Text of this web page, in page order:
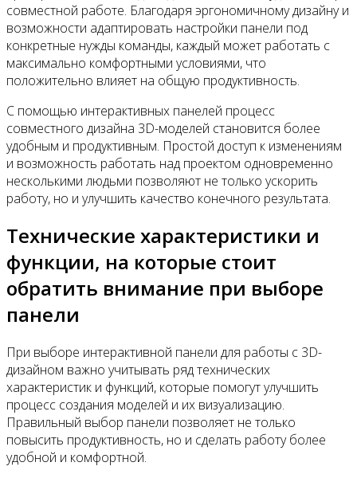
совместной работе. Благодаря эргономичному дизайну и
возможности адаптировать настройки панели под
конкретные нужды команды, каждый может работать с
максимально комфортными условиями, что
положительно влияет на общую продуктивность.
С помощью интерактивных панелей процесс
совместного дизайна 3D-моделей становится более
удобным и продуктивным. Простой доступ к изменениям
и возможность работать над проектом одновременно
несколькими людьми позволяют не только ускорить
работу, но и улучшить качество конечного результата.
Технические характеристики и
функции, на которые стоит
обратить внимание при выборе
панели
При выборе интерактивной панели для работы с 3D-
дизайном важно учитывать ряд технических
характеристик и функций, которые помогут улучшить
процесс создания моделей и их визуализацию.
Правильный выбор панели позволяет не только
повысить продуктивность, но и сделать работу более
удобной и комфортной.